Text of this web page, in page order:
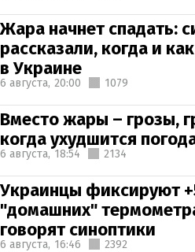
Жара начнет спадать:
рассказали, когда и
в Украине
6 августа, 20:00 1079
Вместо жары – грозы,
когда ухудшится
6 августа, 18:54 2134
Украинцы фиксируют
"домашних"
говорят синоптики
6 августа, 16:46 2392